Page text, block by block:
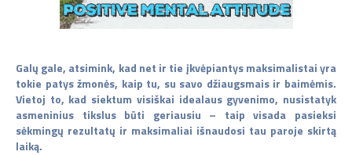
Galų gale, atsimink, kad net ir tie įkvėpiantys maksimalistai yra
tokie patys žmonės, kaip tu, su savo džiaugsmais ir baimėmis.
Vietoj to, kad siektum visiškai idealaus gyvenimo, nusistatyk
asmeninius tikslus būti geriausiu – taip visada pasieksi
sėkmingų rezultatų ir maksimaliai išnaudosi tau paroje skirtą
laiką.